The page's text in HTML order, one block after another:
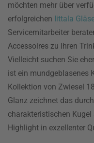
möchten mehr über
erfolgreichen Iittala
Servicemitarbeiter
Accessoires zu Ihren
Vielleicht suchen Sie
ist ein mundgeblasenes
Kollektion von Zwiesel
Glanz zeichnet das
charakteristischen
Highlight in exzellenter